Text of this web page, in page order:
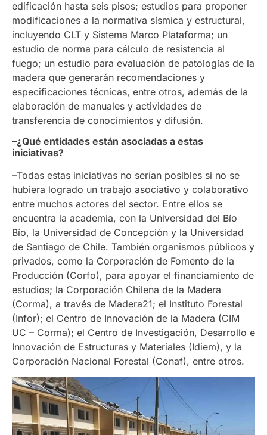
edificación hasta seis pisos; estudios para proponer
modificaciones a la normativa sísmica y estructural,
incluyendo CLT y Sistema Marco Plataforma; un
estudio de norma para cálculo de resistencia al
fuego; un estudio para evaluación de patologías de la
madera que generarán recomendaciones y
especificaciones técnicas, entre otros, además de la
elaboración de manuales y actividades de
transferencia de conocimientos y difusión.
–¿Qué entidades están asociadas a estas
iniciativas?
–Todas estas iniciativas no serían posibles si no se
hubiera logrado un trabajo asociativo y colaborativo
entre muchos actores del sector. Entre ellos se
encuentra la academia, con la Universidad del Bío
Bío, la Universidad de Concepción y la Universidad
de Santiago de Chile. También organismos públicos y
privados, como la Corporación de Fomento de la
Producción (Corfo), para apoyar el financiamiento de
estudios; la Corporación Chilena de la Madera
(Corma), a través de Madera21; el Instituto Forestal
(Infor); el Centro de Innovación de la Madera (CIM
UC – Corma); el Centro de Investigación, Desarrollo e
Innovación de Estructuras y Materiales (Idiem), y la
Corporación Nacional Forestal (Conaf), entre otros.